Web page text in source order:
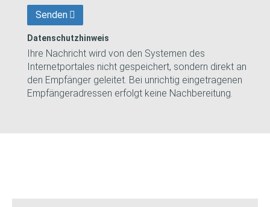
Senden
Datenschutzhinweis
Ihre Nachricht wird von den Systemen des
Internetportales nicht gespeichert, sondern direkt an
den Empfänger geleitet. Bei unrichtig eingetragenen
Empfängeradressen erfolgt keine Nachbereitung.